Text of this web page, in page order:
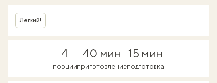
Легкий!
4
порции
40 мин
приготовление
15 мин
подготовка